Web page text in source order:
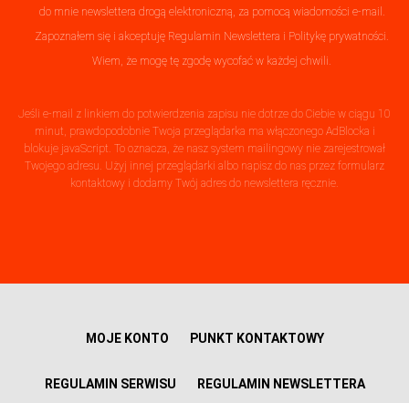
do mnie newslettera drogą elektroniczną, za pomocą wiadomości e-mail.
Zapoznałem się i akceptuję Regulamin Newslettera i Politykę prywatności.
Wiem, że mogę tę zgodę wycofać w każdej chwili.
Jeśli e-mail z linkiem do potwierdzenia zapisu nie dotrze do Ciebie w ciągu 10
minut, prawdopodobnie Twoja przeglądarka ma włączonego AdBlocka i
blokuje javaScript. To oznacza, że nasz system mailingowy nie zarejestrował
Twojego adresu. Użyj innej przeglądarki albo napisz do nas przez formularz
kontaktowy i dodamy Twój adres do newslettera ręcznie.
MOJE KONTO PUNKT KONTAKTOWY
REGULAMIN SERWISU REGULAMIN NEWSLETTERA